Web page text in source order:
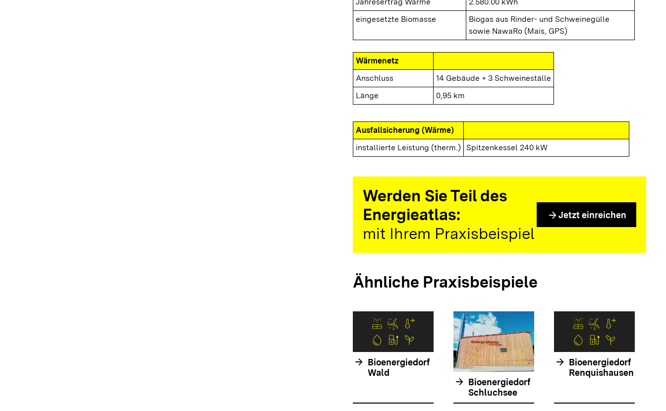
eingesetzte Biomasse
Biogas aus Rinder- und Schweinegülle
sowie NawaRo (Mais, GPS)
Wärmenetz
Anschluss
14 Gebäude + 3 Schweineställe
Länge
0,95 km
Ausfallsicherung (Wärme)
installierte Leistung (therm.)
Spitzenkessel 240 kW
Werden Sie Teil des
Energieatlas:
mit Ihrem Praxisbeispiel
arrow_forward Jetzt einreichen
Ähnliche Praxisbeispiele
arrow_forward Bioenergiedorf
Wald
arrow_forward Bioenergiedorf
Schluchsee
arrow_forward Bioenergiedorf
Renquishausen